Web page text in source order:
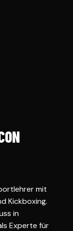
mit
Kickboxing.
in
Experte für